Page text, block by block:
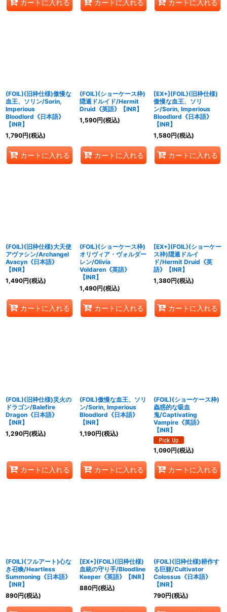
カートに入れる カートに入れる カートに入れる
(FOIL)(旧枠仕様)傲慢な
血王、ソリン/Sorin,
Imperious
Bloodlord《日本語》
【INR】
1,790円(税込)
カートに入れる
(FOIL)(ショーケース枠)
隠遁ドルイド/Hermit
Druid《英語》【INR】
1,590円(税込)
カートに入れる
[EX+](FOIL)(旧枠仕様)
傲慢な血王、ソリ
ン/Sorin, Imperious
Bloodlord《日本語》
【INR】
1,580円(税込)
カートに入れる
(FOIL)(旧枠仕様)大天使
アヴァシン/Archangel
Avacyn《日本語》
【INR】
1,490円(税込)
カートに入れる
(FOIL)(ショーケース枠)
オリヴィア・ヴォルダー
レン/Olivia
Voldaren《英語》
【INR】
1,490円(税込)
カートに入れる
[EX+](FOIL)(ショーケー
ス枠)隠遁ドルイ
ド/Hermit Druid《英
語》【INR】
1,380円(税込)
カートに入れる
(FOIL)(旧枠仕様)災火の
ドラゴン/Balefire
Dragon《日本語》
【INR】
1,290円(税込)
カートに入れる
(FOIL)傲慢な血王、ソリ
ン/Sorin, Imperious
Bloodlord《日本語》
【INR】
1,190円(税込)
カートに入れる
(FOIL)(ショーケース枠)
蟲惑的な吸血
鬼/Captivating
Vampire《英語》
【INR】
1,090円(税込)
カートに入れる
(FOIL)(フルアート)心な
き召喚/Heartless
Summoning《日本語》
【INR】
890円(税込)
[EX+](FOIL)(旧枠仕様)
血統の守り手/Bloodline
Keeper《英語》【INR】
880円(税込)
(FOIL)(旧枠仕様)耕作す
る巨躯/Cultivator
Colossus《日本語》
【INR】
790円(税込)